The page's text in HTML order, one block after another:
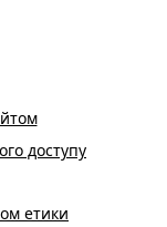
доступу
етики